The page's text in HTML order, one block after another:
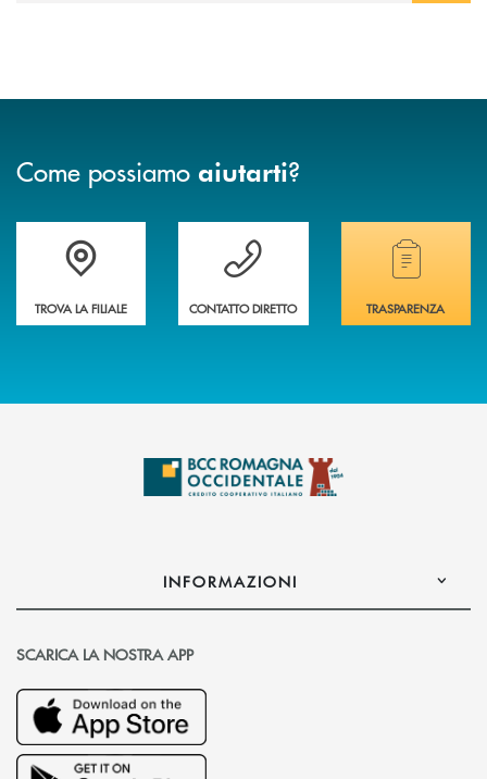
Come possiamo aiutarti?
Accedi all' elenco completo delle filiali della banca.
TROVA LA FILIALE
Hai bisogno di assistenza immediata?
CONTATTO DIRETTO
Hai bisogno di
TRASPARENZA
INFORMAZIONI
SCARICA LA NOSTRA APP